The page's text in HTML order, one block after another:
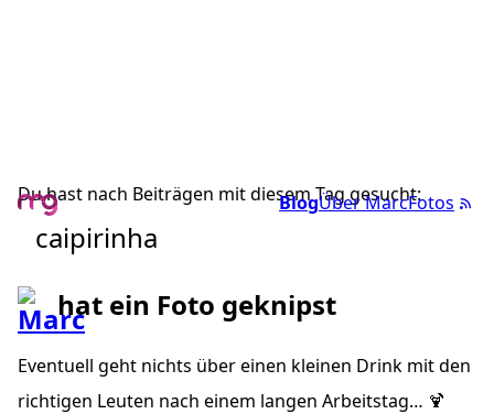
BlogÜber MarcFotos
Du hast nach Beiträgen mit diesem Tag gesucht:
caipirinha
hat ein Foto geknipst
Eventuell geht nichts über einen kleinen Drink mit den
richtigen Leuten nach einem langen Arbeitstag… 🍹